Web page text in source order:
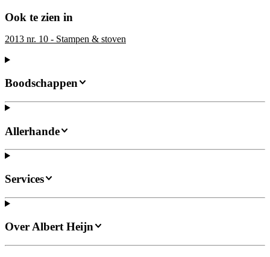
Ook te zien in
2013 nr. 10 - Stampen & stoven
Boodschappen
Allerhande
Services
Over Albert Heijn